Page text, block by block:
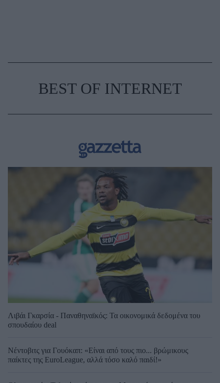
BEST OF INTERNET
Λιβάι Γκαρσία - Παναθηναϊκός: Τα οικονομικά δεδομένα του
σπουδαίου deal
Νέντοβιτς για Γουόκαπ: «Είναι από τους πιο... βρώμικους
παίκτες της EuroLeague, αλλά τόσο καλό παιδί!»